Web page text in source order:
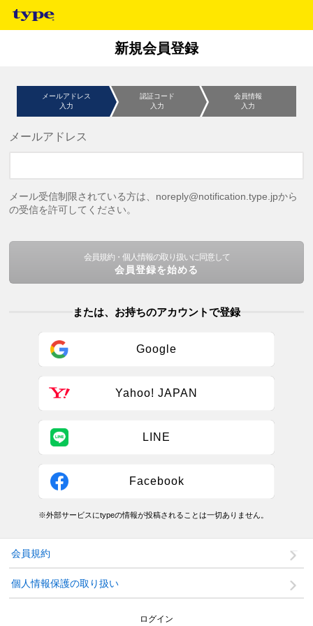
新規会員登録
メールアドレス
入力
認証コード
入力
会員情報
入力
メールアドレス
メール受信制限されている方は、noreply@notification.type.jpから
の受信を許可してください。
会員規約・個人情報の取り扱いに同意して
会員登録を始める
または、お持ちのアカウントで登録
Google
Yahoo! JAPAN
LINE
Facebook
※外部サービスにtypeの情報が投稿されることは一切ありません。
会員規約
個人情報保護の取り扱い
ログイン